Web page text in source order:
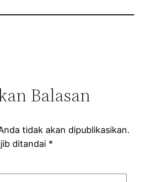
Balasan
tidak akan dipublikasikan.
ditandai *